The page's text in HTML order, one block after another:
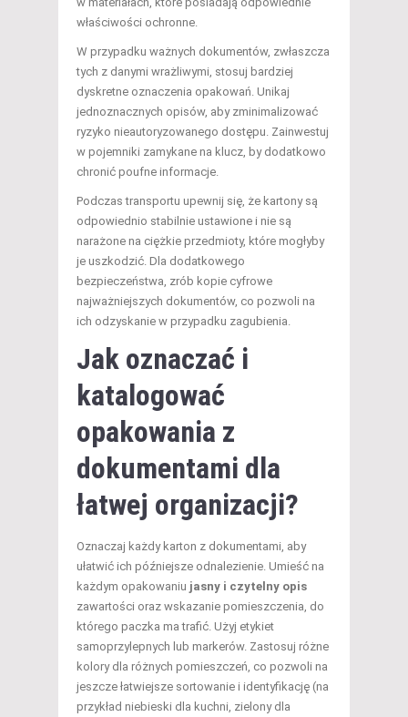
właściwości ochronne.
W przypadku ważnych dokumentów, zwłaszcza
tych z danymi wrażliwymi, stosuj bardziej
dyskretne oznaczenia opakowań. Unikaj
jednoznacznych opisów, aby zminimalizować
ryzyko nieautoryzowanego dostępu. Zainwestuj
w pojemniki zamykane na klucz, by dodatkowo
chronić poufne informacje.
Podczas transportu upewnij się, że kartony są
odpowiednio stabilnie ustawione i nie są
narażone na ciężkie przedmioty, które mogłyby
je uszkodzić. Dla dodatkowego
bezpieczeństwa, zrób kopie cyfrowe
najważniejszych dokumentów, co pozwoli na
ich odzyskanie w przypadku zagubienia.
Jak oznaczać i
katalogować
opakowania z
dokumentami dla
łatwej organizacji?
Oznaczaj każdy karton z dokumentami, aby
ułatwić ich późniejsze odnalezienie. Umieść na
każdym opakowaniu jasny i czytelny opis
zawartości oraz wskazanie pomieszczenia, do
którego paczka ma trafić. Użyj etykiet
samoprzylepnych lub markerów. Zastosuj różne
kolory dla różnych pomieszczeń, co pozwoli na
jeszcze łatwiejsze sortowanie i identyfikację (na
przykład niebieski dla kuchni, zielony dla